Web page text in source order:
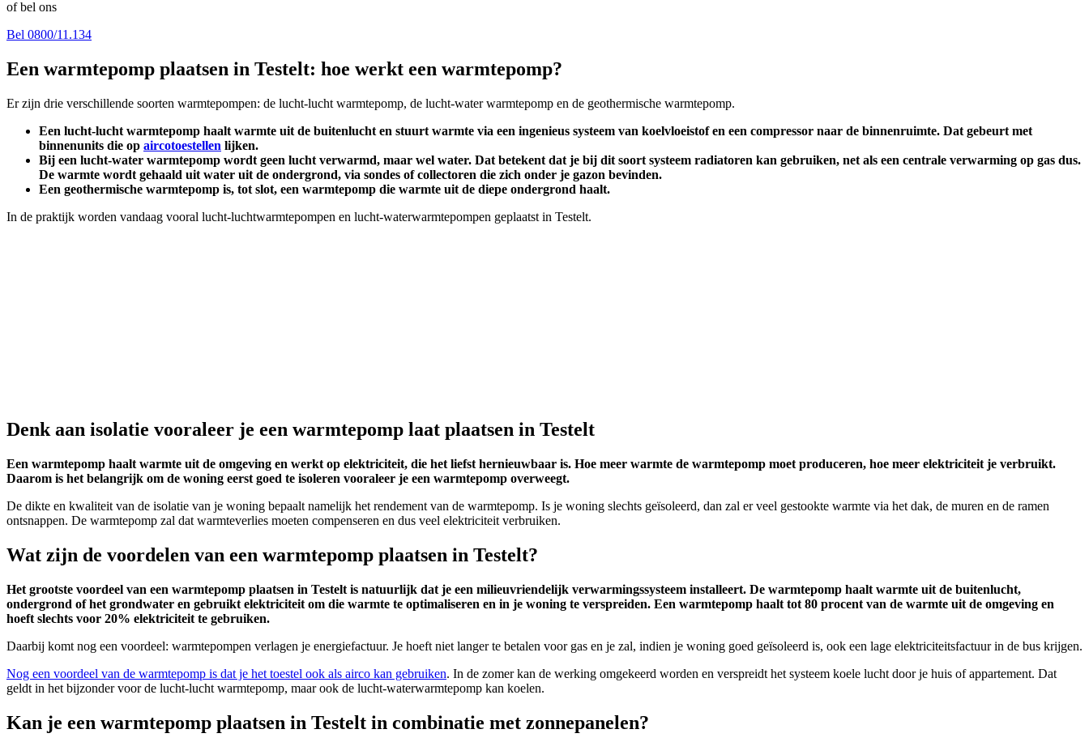
of bel ons
Bel 0800/11.134
Een warmtepomp plaatsen in Testelt: hoe werkt een warmtepomp?
Er zijn drie verschillende soorten warmtepompen: de lucht-lucht warmtepomp, de lucht-water warmtepomp en de geothermische warmtepomp.
Een lucht-lucht warmtepomp haalt warmte uit de buitenlucht en stuurt warmte via een ingenieus systeem van koelvloeistof en een compressor naar de binnenruimte. Dat gebeurt met
binnenunits die op aircotoestellen lijken.
Bij een lucht-water warmtepomp wordt geen lucht verwarmd, maar wel water. Dat betekent dat je bij dit soort systeem radiatoren kan gebruiken, net als een centrale verwarming op gas dus.
De warmte wordt gehaald uit water uit de ondergrond, via sondes of collectoren die zich onder je gazon bevinden.
Een geothermische warmtepomp is, tot slot, een warmtepomp die warmte uit de diepe ondergrond haalt.
In de praktijk worden vandaag vooral lucht-luchtwarmtepompen en lucht-waterwarmtepompen geplaatst in Testelt.
Denk aan isolatie vooraleer je een warmtepomp laat plaatsen in Testelt
Een warmtepomp haalt warmte uit de omgeving en werkt op elektriciteit, die het liefst hernieuwbaar is. Hoe meer warmte de warmtepomp moet produceren, hoe meer elektriciteit je verbruikt.
Daarom is het belangrijk om de woning eerst goed te isoleren vooraleer je een warmtepomp overweegt.
De dikte en kwaliteit van de isolatie van je woning bepaalt namelijk het rendement van de warmtepomp. Is je woning slechts geïsoleerd, dan zal er veel gestookte warmte via het dak, de muren en de ramen
ontsnappen. De warmtepomp zal dat warmteverlies moeten compenseren en dus veel elektriciteit verbruiken.
Wat zijn de voordelen van een warmtepomp plaatsen in Testelt?
Het grootste voordeel van een warmtepomp plaatsen in Testelt is natuurlijk dat je een milieuvriendelijk verwarmingssysteem installeert. De warmtepomp haalt warmte uit de buitenlucht,
ondergrond of het grondwater en gebruikt elektriciteit om die warmte te optimaliseren en in je woning te verspreiden. Een warmtepomp haalt tot 80 procent van de warmte uit de omgeving en
hoeft slechts voor 20% elektriciteit te gebruiken.
Daarbij komt nog een voordeel: warmtepompen verlagen je energiefactuur. Je hoeft niet langer te betalen voor gas en je zal, indien je woning goed geïsoleerd is, ook een lage elektriciteitsfactuur in de bus krijgen.
Nog een voordeel van de warmtepomp is dat je het toestel ook als airco kan gebruiken. In de zomer kan de werking omgekeerd worden en verspreidt het systeem koele lucht door je huis of appartement. Dat
geldt in het bijzonder voor de lucht-lucht warmtepomp, maar ook de lucht-waterwarmtepomp kan koelen.
Kan je een warmtepomp plaatsen in Testelt in combinatie met zonnepanelen?